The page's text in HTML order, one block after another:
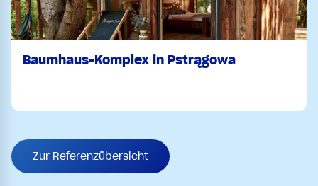
Baumhaus-Komplex in Pstrągowa
Zur Referenzübersicht